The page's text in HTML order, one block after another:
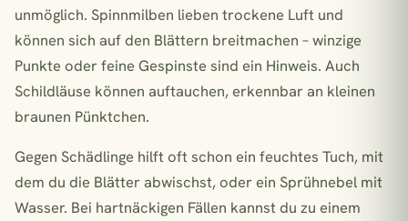
unmöglich. Spinnmilben lieben trockene Luft und
können sich auf den Blättern breitmachen – winzige
Punkte oder feine Gespinste sind ein Hinweis. Auch
Schildläuse können auftauchen, erkennbar an kleinen
braunen Pünktchen.
Gegen Schädlinge hilft oft schon ein feuchtes Tuch, mit
dem du die Blätter abwischst, oder ein Sprühnebel mit
Wasser. Bei hartnäckigen Fällen kannst du zu einem